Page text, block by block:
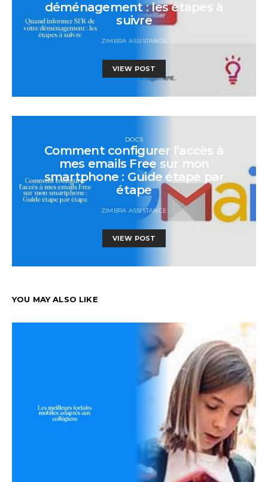
déménagement : les étapes à
suivre
ZIMBRA ASSISTANCE
VIEW POST
DOCS
Comment configurer l’accès à
mes emails Free sur mon
smartphone : Guide étape par
étape
ZIMBRA ASSISTANCE
VIEW POST
YOU MAY ALSO LIKE